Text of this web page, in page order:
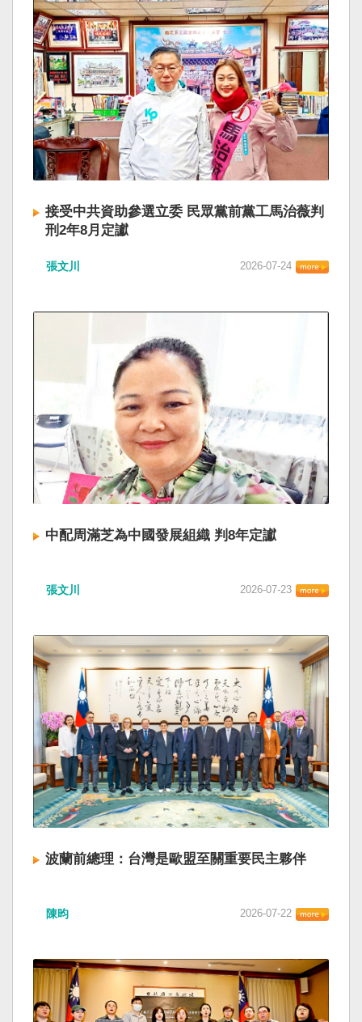
接受中共資助參選立委 民眾黨前黨工馬治薇判
刑2年8月定讞
張文川 2026-07-24
中配周滿芝為中國發展組織 判8年定讞
張文川 2026-07-23
波蘭前總理：台灣是歐盟至關重要民主夥伴
陳昀 2026-07-22